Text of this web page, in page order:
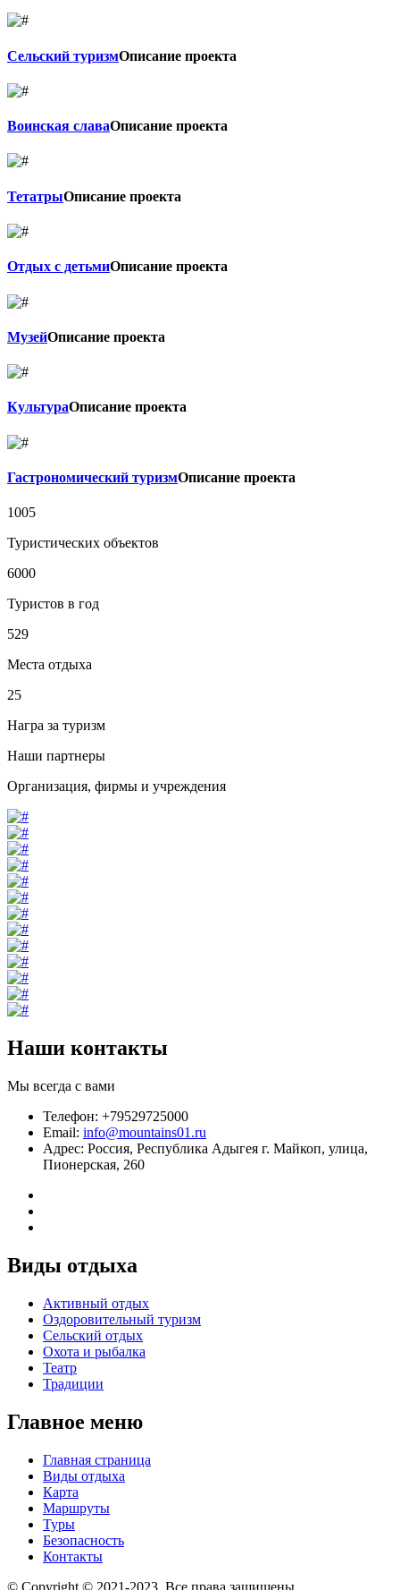
Сельский туризмОписание проекта
Воинская славаОписание проекта
ТетатрыОписание проекта
Отдых с детьмиОписание проекта
МузейОписание проекта
КультураОписание проекта
Гастрономический туризмОписание проекта
1005
Туристических объектов
6000
Туристов в год
529
Места отдыха
25
Награ за туризм
Наши партнеры
Организация, фирмы и учреждения
Наши контакты
Мы всегда с вами
Телефон: +79529725000
Email: info@mountains01.ru
Адрес: Россия, Республика Адыгея г. Майкоп, улица,
Пионерская, 260
Виды отдыха
Активный отдых
Оздоровительный туризм
Сельский отдых
Охота и рыбалка
Театр
Традиции
Главное меню
Главная страница
Виды отдыха
Карта
Маршруты
Туры
Безопасность
Контакты
© Copyright © 2021-2023. Все права защищены.